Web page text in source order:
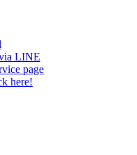
via LINE
page
here!